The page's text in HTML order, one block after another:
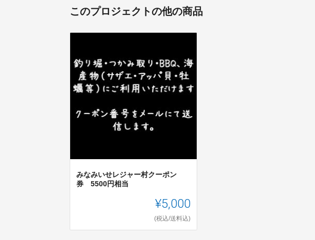
このプロジェクトの他の商品
みなみいせレジャー村クーポン
券 5500円相当
¥5,000
(税込/送料込)